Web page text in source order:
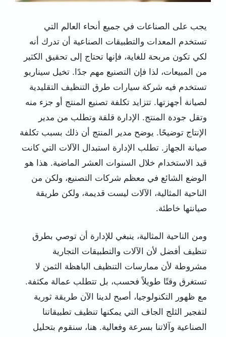
يجب على الصناعات في جميع أنحاء العالم التي
تستخدم المعدات والتطبيقات الصناعية أن تدرك أنه
لكي تكون مربحة للغاية، فإنها تحتاج إلى تحقيق الكثير
من المبيعات، لذا فإن التصنيع مهم جدًا. تخيل سيناريو
تستخدم فيه شركة سيارات طرق التنظيف التقليدية
لصيانة أجهزتها. تتزايد تكلفة تصنيع المنتج أو جزء منه
وتقل جودة المنتج. الإدارة قلقة وتطلب من مدير
الإنتاج توضيحًا. يوضح مدير المنتج أن ذلك بسبب تكلفة
صيانة الجهاز. تطلب الإدارة استبدال الآلات التي كانت
قيد الاستخدام خلال السنوات العشر الماضية. هذا هو
الوضع الشائع في معظم شركات التصنيع، ولكن من
الناحية المثالية، الآلات ليست قديمة، ولكن طريقة
صيانتها خاطئة.
ومن الناحية المثالية، ينبغي للإدارة أن توصي بطرق
تنظيف أفضل لأن الآلات والتطبيقات التجارية
مشروطة لأن ممارسات التنظيف الباهظة الثمن لا
تستغرق وقتًا طويلاً فحسب، بل تتطلب عمالة مكثفة.
مع ظهور التكنولوجيا، أصبح لدينا الآن طريقة ثورية
لتفجير الثلج الجاف التي يمكنها تنظيف تطبيقاتنا
الصناعية وآلاتنا بسرعة وفعالية. هنا، سنقوم بتحليل